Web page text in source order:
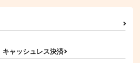
キャッシュレス決済